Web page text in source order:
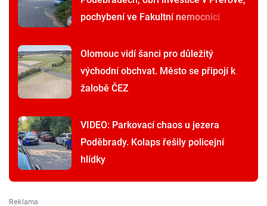
pochybení ve Fakultní nemocnici
Olomouc vidí šanci pro důležitý
východní obchvat. Město se připojí k
žalobě ČEZ
VIDEO: Parkovací chaos u jezera
Poděbrady. Kolaps řešily policejní
hlídky